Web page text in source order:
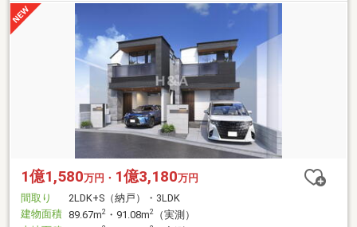
1億1,580万円・ 1億3,180万円
間取り
2LDK+S（納戸）・3LDK
建物面積 89.67m2 ・91.08m2
（実測）